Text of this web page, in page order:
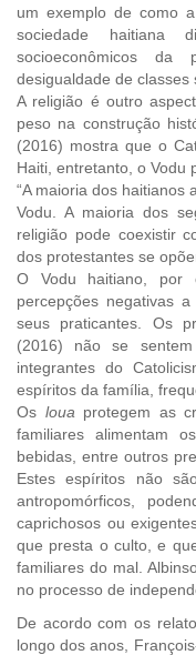
um exemplo de como
sociedade haitiana
socioeconômicos da
desigualdade de classes
A religião é outro
peso na construção
(2016) mostra que o
Haiti, entretanto, o Vodu
“A maioria dos haitianos
Vodu. A maioria dos
religião pode coexistir
dos protestantes se
O Vodu haitiano, por
percepções negativas
seus praticantes. Os
(2016) não se
integrantes do
espíritos da família,
Os loua protegem as
familiares alimentam
bebidas, entre outros
Estes espíritos não
antropomórficos,
caprichosos ou
que presta o culto, e
familiares do mal.
no processo de
De acordo com os
longo dos anos,